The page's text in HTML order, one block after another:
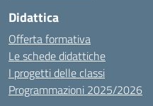
Didattica
Offerta formativa
Le schede didattiche
I progetti delle classi
Programmazioni 2025/2026